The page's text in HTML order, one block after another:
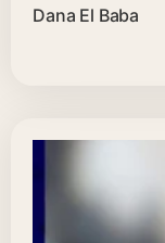
Dana El Baba